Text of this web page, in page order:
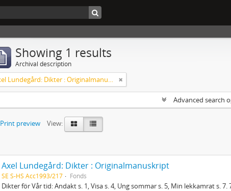
Showing 1 results
Archival description
Axel Lundegård: Dikter : Originalmanuskript
Advanced search
Print preview
View:
Axel Lundegård: Dikter : Originalmanuskript
SE S-HS Acc1993/217 Fonds
Dikter för Vår tid: Andakt s. 1, Visa s. 4, Ung sommar s. 5, Min lekkamrat s. 7.